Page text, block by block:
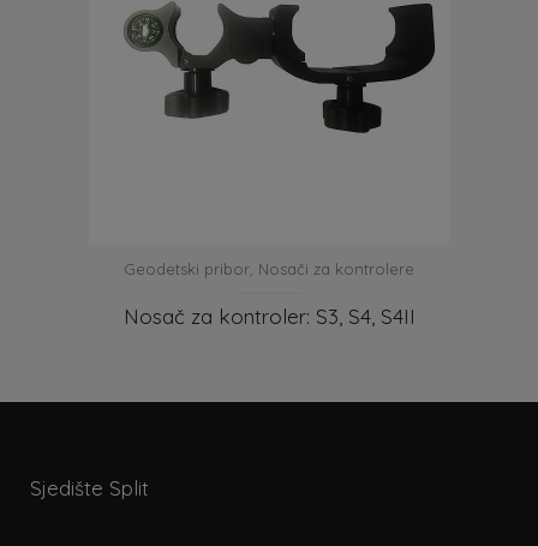
Geodetski pribor Nosači za kontrolere
Nosač za kontroler: S3, S4, S4II
Sjedište Split